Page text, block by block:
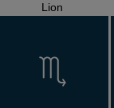
Lion